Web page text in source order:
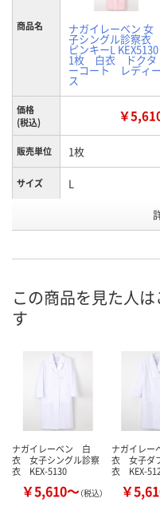
商品名 ナガイレーベン 女
子シングル診察衣
ピンキーL KEX5130
1枚 白衣 ドクタ
ーコート レディー
ス
価格
(税込)
￥
販売単位 1枚
サイズ L
号
お届け日
数量
カゴへ
この商品を見た人
す
ナガイレーベン 白
衣 女子シングル診察
衣 KEX-5130
￥5,610～（税込）
ナガイレ
衣 女子ダ
衣 KEX-
￥